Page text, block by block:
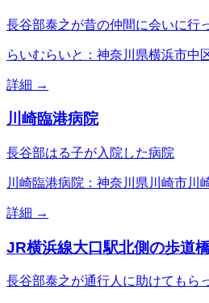
長谷部泰之が昔の仲間に会いに行
らいむらいと：神奈川県横浜市中
詳細 →
川崎臨港病院
長谷部はる子が入院した病院
川崎臨港病院：神奈川県川崎市川
詳細 →
JR横浜線大口駅北側の歩道
長谷部泰之が通行人に助けてもら